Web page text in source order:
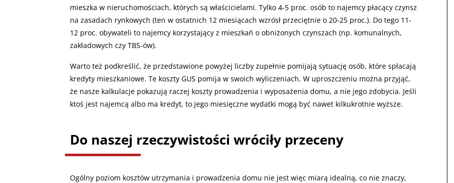
mieszka w nieruchomościach, których są właścicielami. Tylko 4-5 proc. osób to najemcy płacący czynsz
na zasadach rynkowych (ten w ostatnich 12 miesiącach wzrósł przeciętnie o 20-25 proc.). Do tego 11-
12 proc. obywateli to najemcy korzystający z mieszkań o obniżonych czynszach (np. komunalnych,
zakładowych czy TBS-ów).
Warto też podkreślić, że przedstawione powyżej liczby zupełnie pomijają sytuację osób, które spłacają
kredyty mieszkaniowe. Te koszty GUS pomija w swoich wyliczeniach. W uproszczeniu można przyjąć,
że nasze kalkulacje pokazują raczej koszty prowadzenia i wyposażenia domu, a nie jego zdobycia. Jeśli
ktoś jest najemcą albo ma kredyt, to jego miesięczne wydatki mogą być nawet kilkukrotnie wyższe.
Do naszej rzeczywistości wróciły przeceny
Ogólny poziom kosztów utrzymania i prowadzenia domu nie jest więc miarą idealną, co nie znaczy,